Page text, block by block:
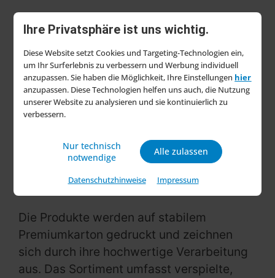
Ihre Privatsphäre ist uns wichtig.
Diese Website setzt Cookies und Targeting-Technologien ein,
um Ihr Surferlebnis zu verbessern und Werbung individuell
anzupassen. Sie haben die Möglichkeit, Ihre Einstellungen hier
anzupassen. Diese Technologien helfen uns auch, die Nutzung
unserer Website zu analysieren und sie kontinuierlich zu
verbessern.
Nur technisch
notwendige
Alle zulassen
Datenschutzhinweise Impressum
liebevoller Gesten“, so die Philosophie des
Unternehmens. Alle Produkte werden im
nachhaltigen Print-on-Demand-Verfahren
hergestellt, ressourcenschonend
produziert und stammen aus deutscher
Fertigung. Die Papeterie verbindet
klassische Illustrationen mit moderner
Grafik und nostalgischen Motiven zu
Kollektionen, die Wärme, Stil und
Die Produkte werden auf stabilem
Premiumkarton gedruckt und zeichnen
sich durch ihre hochwertige Verarbeitung
aus. Das Sortiment umfasst verspielte,